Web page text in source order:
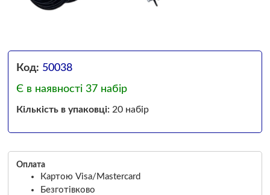
Код: 50038
Є в наявності 37 набір
Кількість в упаковці:20 набір
Оплата
Картою Visa/Mastercard
Безготівково